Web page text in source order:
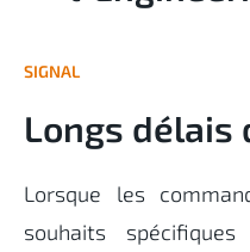
SIGNAL
Longs délais
Lorsque les
souhaits